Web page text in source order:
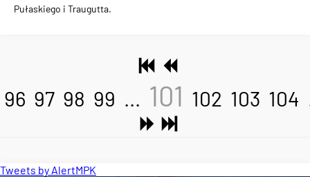
Pułaskiego i Traugutta.
96 97 98 99 ... 101 102 103 104
Tweets by AlertMPK